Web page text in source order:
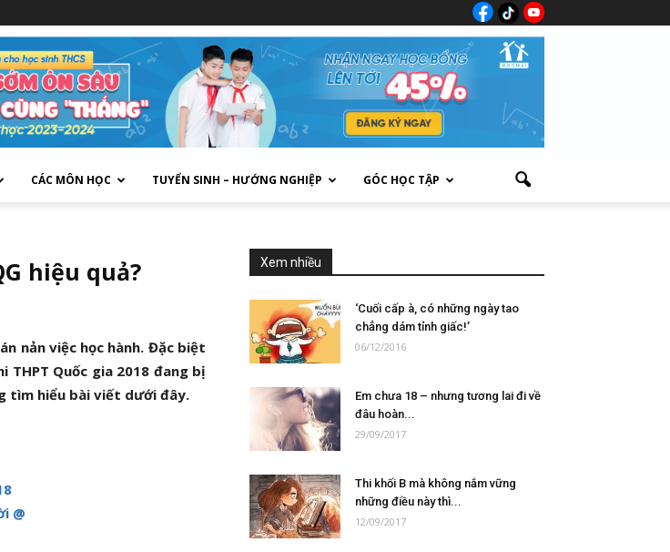
CÁC MÔN HỌC TUYỂN SINH – HƯỚNG NGHIỆP GÓC HỌC TẬP
hiệu quả?
nản việc học hành. Đặc biệt
Quốc gia 2018 đang bị
tìm hiểu bài viết dưới đây.
@
Xem nhiều
‘Cuối cấp à, có những ngày tao
chẳng dám tỉnh giấc!’
06/12/2016
Em chưa 18 – nhưng tương lai đi về
đâu hoàn...
29/09/2017
Thi khối B mà không nắm vững
những điều này thì...
12/09/2017